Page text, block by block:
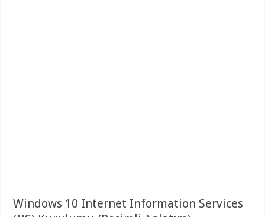
Windows 10 Internet Information Services